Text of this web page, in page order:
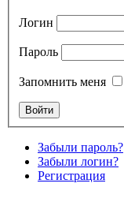
Логин
Пароль
Запомнить меня
Забыли пароль?
Забыли логин?
Регистрация